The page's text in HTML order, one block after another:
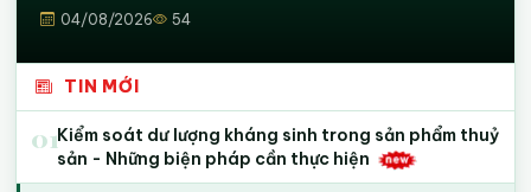
04/08/2026 54
TIN MỚI
01Kiểm soát dư lượng kháng sinh trong sản phẩm thuỷ
sản - Những biện pháp cần thực hiện